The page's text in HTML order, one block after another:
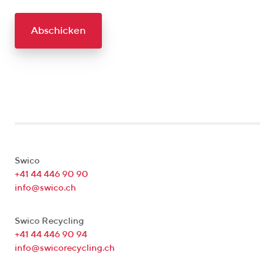
Abschicken
Swico
+41 44 446 90 90
info@swico.ch
Swico Recycling
+41 44 446 90 94
info@swicorecycling.ch